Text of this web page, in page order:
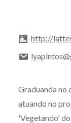
http://
Graduanda no
atuando no
'Vegetando'